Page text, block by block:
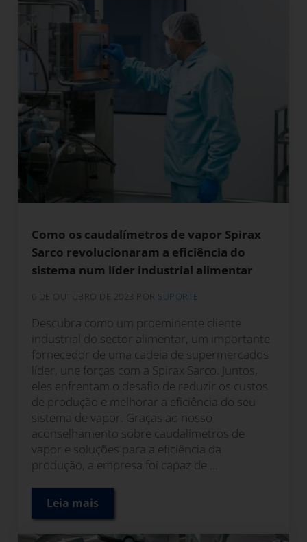
Como os caudalímetros de vapor Spirax
Sarco revolucionaram a eficiência do
sistema num líder industrial alimentar
6 DE OUTUBRO DE 2023 POR SUPORTE
Descubra como um proeminente cliente
industrial do sector alimentar, um importante
fornecedor de uma cadeia de supermercados
líder, une forças com a Spirax Sarco. Juntos,
eles enfrentam o desafio de reduzir os custos
de produção e melhorar a eficiência do seu
sistema de vapor. Graças ao nosso
aconselhamento sobre caudalímetros de
vapor e soluções para a eficiência da
produção, a empresa foi capaz de ...
Leia maisComo os caudalímetros de vapor Spirax